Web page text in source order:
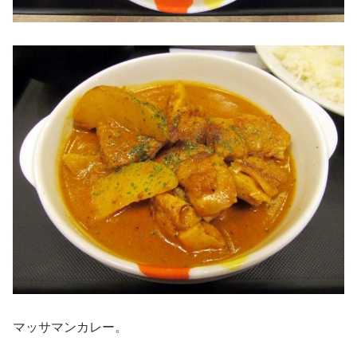
マッサマンカレー。